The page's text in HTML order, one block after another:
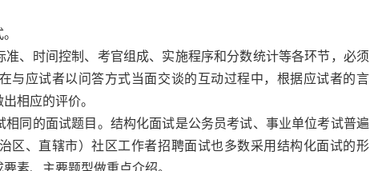
、时间控制、考官组成、实施程序和分数统计等各环节，必须
与应试者以问答方式当面交谈的互动过程中，根据应试者的言
相应的评价。
同的面试题目。结构化面试是公务员考试、事业单位考试普遍
区、直辖市）社区工作者招聘面试也多数采用结构化面试的形
素、主要题型做重点介绍。